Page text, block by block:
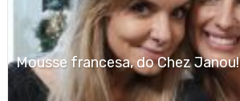
Mousse francesa, do Chez Janou!